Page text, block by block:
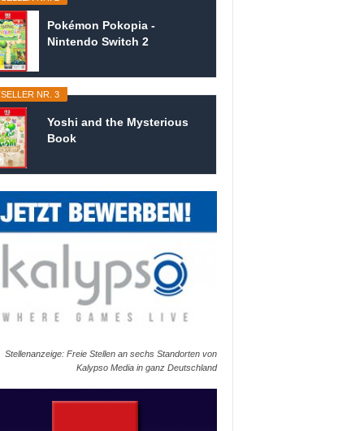
Pokémon Pokopia -
Nintendo Switch 2
NR. 3
Yoshi and the Mysterious
Book
Stellenanzeige: Freie Stellen an sechs Standorten von
Kalypso Media in ganz Deutschland